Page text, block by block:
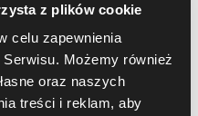
z plików cookie
celu zapewnienia
Serwisu. Możemy również
oraz naszych
treści i reklam, aby